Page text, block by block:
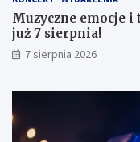
m
i
w
y
k
a
m
Muzyczne emocje i
już 7 sierpnia!
7 sierpnia 2026